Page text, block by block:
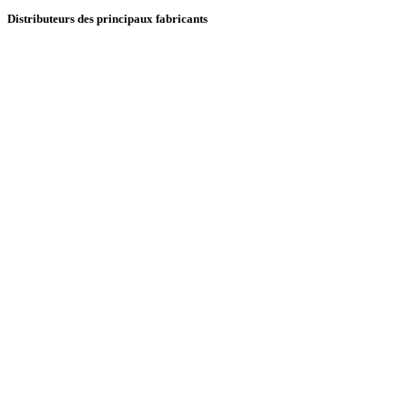
Distributeurs des principaux fabricants